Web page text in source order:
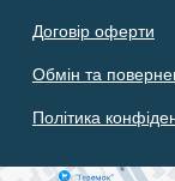
Договір оферти
Обмін та
Політика